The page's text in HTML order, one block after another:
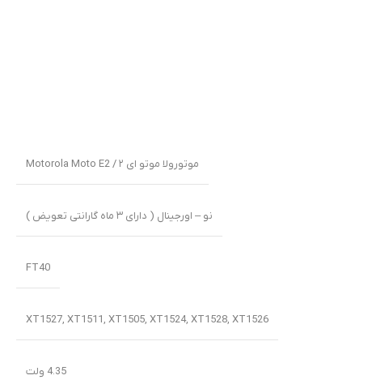
موتورولا موتو ای ۲ / Motorola Moto E2
نو – اورجینال ( دارای ۳ ماه گارانتی تعویض )
FT40
XT1527, XT1511, XT1505, XT1524, XT1528, XT1526
4.35 ولت